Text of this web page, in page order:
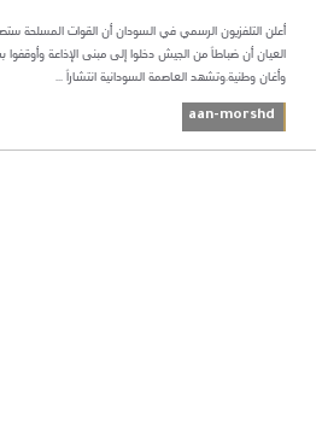
أعلن التلفزيون الرسمي في السودان أن القوات المسلحة
العيان أن ضباطاً من الجيش دخلوا إلى مبنى الإذاعة وأوقفوا
وأغان وطنية.وتشهد العاصمة السودانية انتشاراً ...
aan-morshd